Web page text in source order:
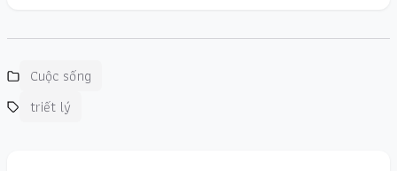
Cuộc sống
triết lý